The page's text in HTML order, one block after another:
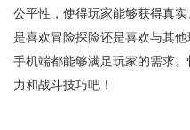
公平性，使得玩家能够获得真
是喜欢冒险探险还是喜欢与其
手机端都能够满足玩家的需求
力和战斗技巧吧！